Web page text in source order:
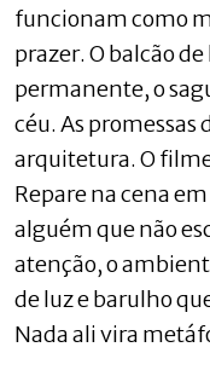
funcionam como
prazer. O balcão
permanente, o
céu. As
arquitetura. O
Repare na cena
alguém que não
atenção, o
de luz e barulho
Nada ali vira